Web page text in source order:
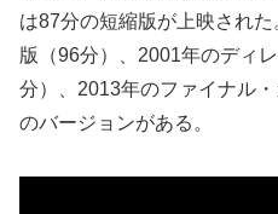
は87分の短縮版が上映され
版（96分）、2001年のディ
分）、2013年のファイナル
のバージョンがある。